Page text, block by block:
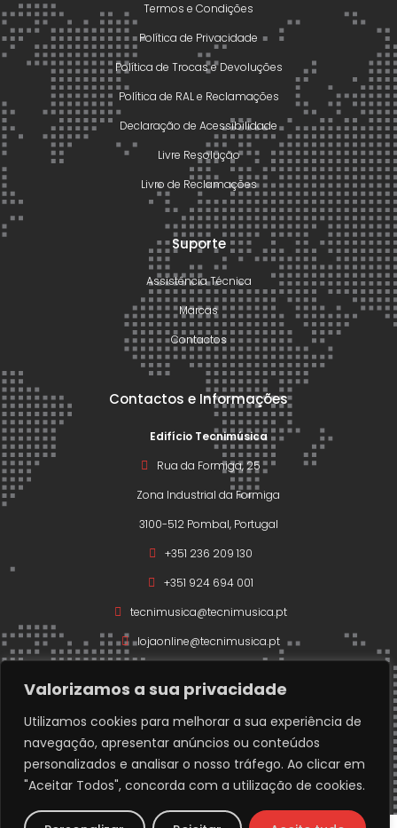
Valorizamos a sua privacidade
Utilizamos cookies para melhorar a sua experiência de
navegação, apresentar anúncios ou conteúdos
personalizados e analisar o nosso tráfego. Ao clicar em
"Aceitar Todos", concorda com a utilização de cookies.
Termos e Condições
Política de Privacidade
Política de Trocas e Devoluções
Política de RAL e Reclamações
Declaração de Acessibilidade
Livre Resolução
Livro de Reclamações
Suporte
Assistência Técnica
Marcas
Contactos
Contactos e Informações
Edifício Tecnimúsica
Rua da Formiga, 25
Zona Industrial da Formiga
3100-512 Pombal, Portugal
+351 236 209 130
+351 924 694 001
tecnimusica@tecnimusica.pt
lojaonline@tecnimusica.pt
Copyright © 2026 – Todos os direitos reservados a
Técnimusica.
Developed with ❤️ bywww.codigofonte.pt